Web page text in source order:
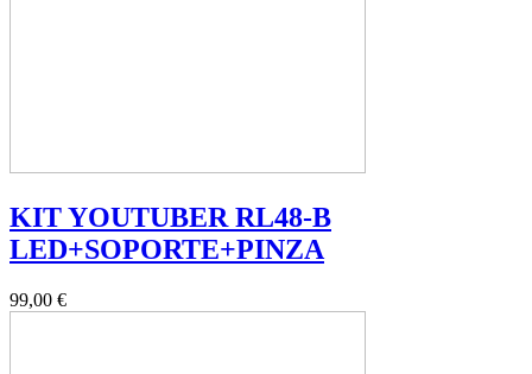
KIT YOUTUBER RL48-B
LED+SOPORTE+PINZA
99,00 €